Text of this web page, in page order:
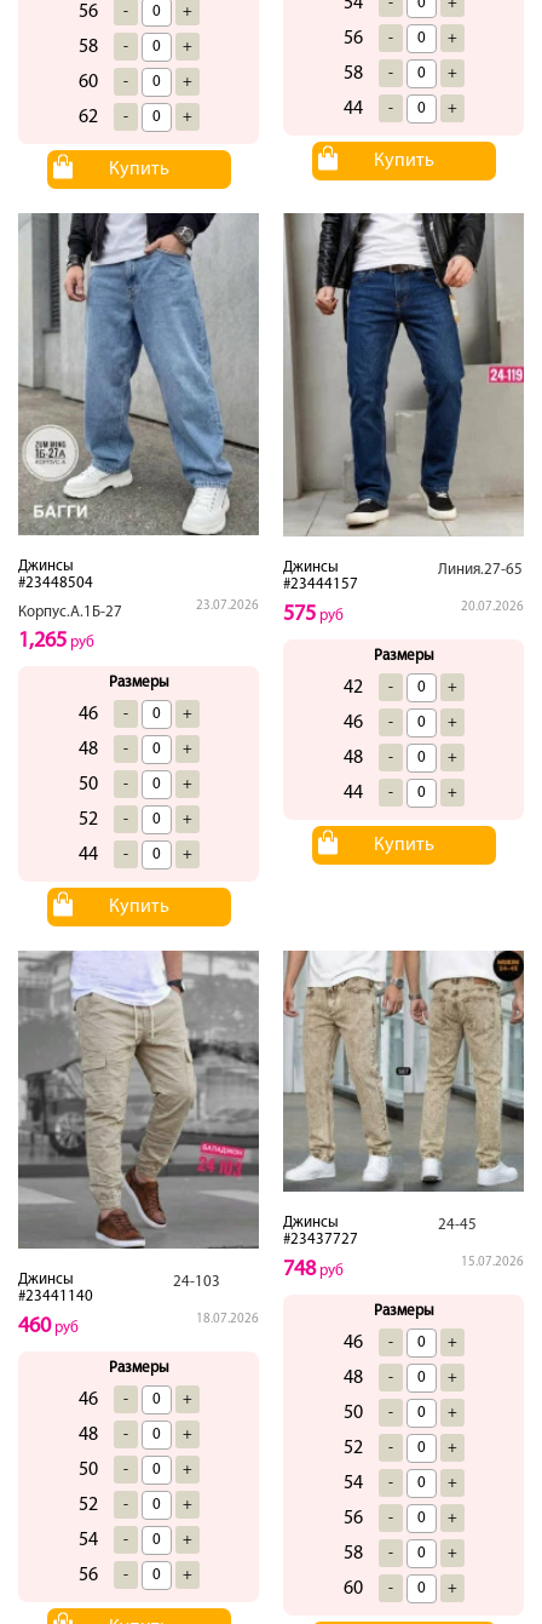
56 - +
58 - +
60 - +
62 - +
Купить
56 - +
58 - +
44 - +
Купить
Джинсы
#23448504
Корпус.А.1Б-27
23.07.2026
1,265 руб
Размеры
46 - +
48 - +
50 - +
52 - +
44 - +
Купить
Джинсы
#23444157
Линия.27-65
20.07.2026
575 руб
Размеры
42 - +
46 - +
48 - +
44 - +
Купить
Джинсы
#23441140
24-103
18.07.2026
460руб
Размеры
46 - +
48 - +
50 - +
52 - +
54 - +
56 - +
Джинсы
#23437727
24-45
15.07.2026
748руб
Размеры
46 - +
48 - +
50 - +
52 - +
54 - +
56 - +
58 - +
60 - +